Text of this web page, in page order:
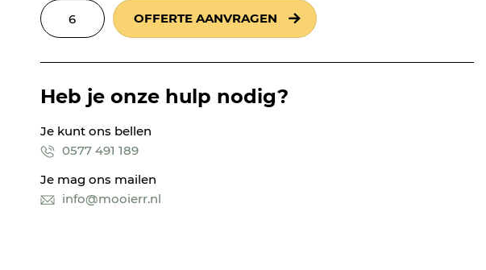
OFFERTE AANVRAGEN
Heb je onze hulp nodig?
Je kunt ons bellen
0577 491 189
Je mag ons mailen
info@mooierr.nl